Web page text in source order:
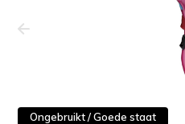
Ongebruikt / Goede staat